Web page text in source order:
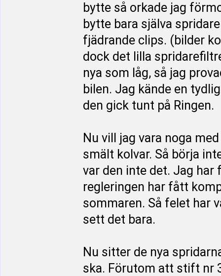
bytte så orkade jag
bytte bara själva
fjädrande clips. (bilder
dock det lilla
nya som låg, så jag
bilen. Jag kände en
den gick tunt på Ringen.
Nu vill jag vara noga
smält kolvar. Så börja
var den inte det. Jag
regleringen har fått
sommaren. Så felet har
sett det bara.
Nu sitter de nya
ska. Förutom att stift nr